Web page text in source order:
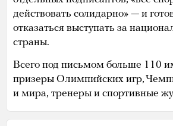
действовать солидарно» — и
отказаться выступать за
страны.
Всего под письмом больше 110
призеры Олимпийских игр,
и мира, тренеры и спортивные